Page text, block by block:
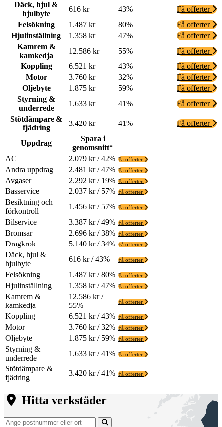
Däck, hjul &
hjulbyte
616 kr 43%
Få offerter
Felsökning
1.487 kr 80%
Få offerter
Hjulinställning
1.358 kr 47%
Få offerter
Kamrem &
kamkedja
12.586 kr 55%
Få offerter
Koppling
6.521 kr 43%
Få offerter
Motor
3.760 kr 32%
Få offerter
Oljebyte
1.875 kr 59%
Få offerter
Styrning &
underrede
1.633 kr 41%
Få offerter
Stötdämpare &
fjädring
3.420 kr 41% Få offerter
Uppdrag
Spara i
genomsnitt*
AC
2.079 kr / 42% Få offerter
Andra uppdrag 2.481 kr / 47% Få offerter
Avgaser 2.292 kr / 19% Få offerter
Basservice 2.037 kr / 57% Få offerter
Besiktning och
förkontroll
1.456 kr / 57% Få offerter
Bilservice 3.387 kr / 49% Få offerter
Bromsar 2.696 kr / 38% Få offerter
Dragkrok 5.140 kr / 34% Få offerter
Däck, hjul &
hjulbyte
616 kr / 43% Få offerter
Felsökning 1.487 kr / 80% Få offerter
Hjulinställning 1.358 kr / 47% Få offerter
Kamrem &
kamkedja
12.586 kr /
55%
Få offerter
Koppling 6.521 kr / 43% Få offerter
Motor 3.760 kr / 32% Få offerter
Oljebyte 1.875 kr / 59% Få offerter
Styrning &
underrede
1.633 kr / 41% Få offerter
Stötdämpare &
fjädring
3.420 kr / 41% Få offerter
Hitta verkstäder